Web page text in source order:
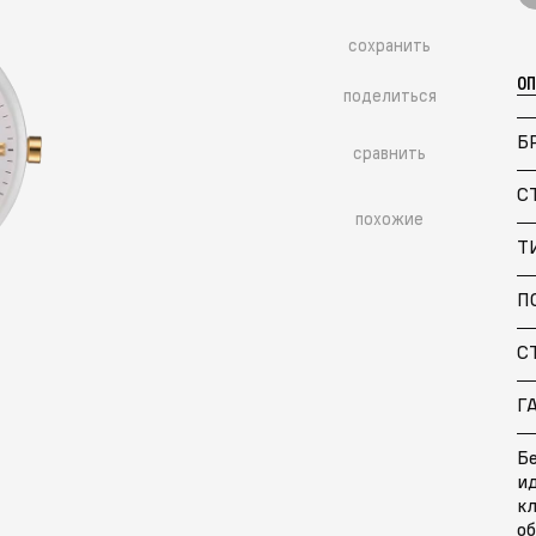
сохранить
поделиться
сравнить
похожие